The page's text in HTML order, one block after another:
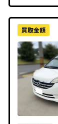
買取金額